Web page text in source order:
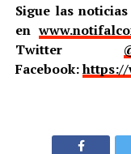
Sigue las
en
Twitter
Facebook:https://